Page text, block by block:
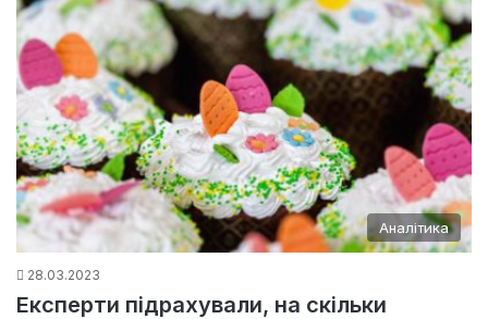
Аналітика
28.03.2023
Експерти підрахували, на скільки